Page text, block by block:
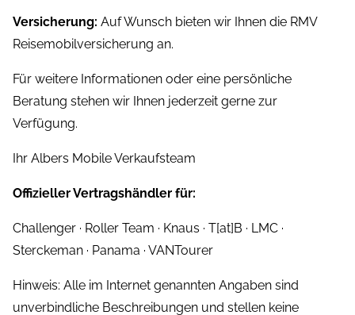
Versicherung: Auf Wunsch bieten wir Ihnen die RMV
Reisemobilversicherung an.
Für weitere Informationen oder eine persönliche
Beratung stehen wir Ihnen jederzeit gerne zur
Verfügung.
Ihr Albers Mobile Verkaufsteam
Offizieller Vertragshändler für:
Challenger · Roller Team · Knaus · T[at]B · LMC ·
Sterckeman · Panama · VANTourer
Hinweis: Alle im Internet genannten Angaben sind
unverbindliche Beschreibungen und stellen keine